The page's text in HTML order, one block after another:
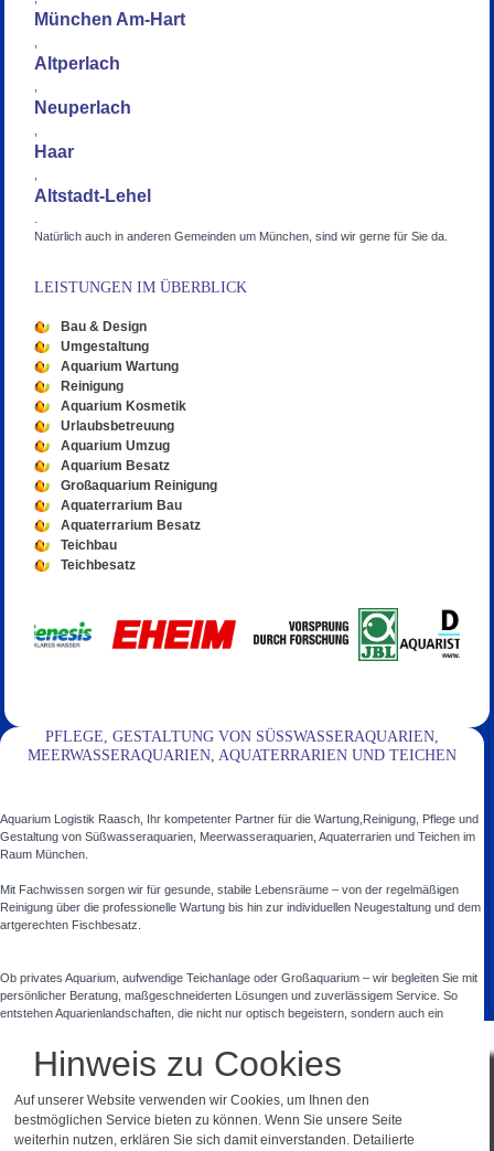
Hinweis zu Cookies
Auf unserer Website verwenden wir Cookies, um Ihnen den
bestmöglichen Service bieten zu können. Wenn Sie unsere Seite
weiterhin nutzen, erklären Sie sich damit einverstanden. Detailierte
München Am-Hart
,
Altperlach
,
Neuperlach
,
Haar
,
Altstadt-Lehel
.
Natürlich auch in anderen Gemeinden um München, sind wir gerne für Sie da.
LEISTUNGEN IM ÜBERBLICK
Bau & Design
Umgestaltung
Aquarium Wartung
Reinigung
Aquarium Kosmetik
Urlaubsbetreuung
Aquarium Umzug
Aquarium Besatz
Großaquarium Reinigung
Aquaterrarium Bau
Aquaterrarium Besatz
Teichbau
Teichbesatz
PFLEGE, GESTALTUNG VON SÜSSWASSERAQUARIEN, M
EERWASSERAQUARIEN, AQUATERRARIEN UND TEICHEN
Aquarium Logistik Raasch, Ihr kompetenter Partner für die Wartung,Reinigung, Pflege und
Gestaltung von Süßwasseraquarien, Meerwasseraquarien, Aquaterrarien und Teichen im
Raum München.
Mit Fachwissen sorgen wir für gesunde, stabile Lebensräume – von der regelmäßigen
Reinigung über die professionelle Wartung bis hin zur individuellen Neugestaltung und dem
artgerechten Fischbesatz.
Ob privates Aquarium, aufwendige Teichanlage oder Großaquarium – wir begleiten Sie mit
persönlicher Beratung, maßgeschneiderten Lösungen und zuverlässigem Service. So
entstehen Aquarienlandschaften, die nicht nur optisch begeistern, sondern auch ein
In diesen Orten, Ortsteilen und Landkreisen sind wir für Sie da:
Umgebung
Ebersberg Starnberg Dachau Fürstenfeldbruck